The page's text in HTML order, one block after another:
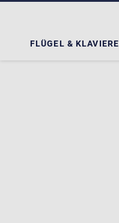
FLÜGEL & KLAVIERE